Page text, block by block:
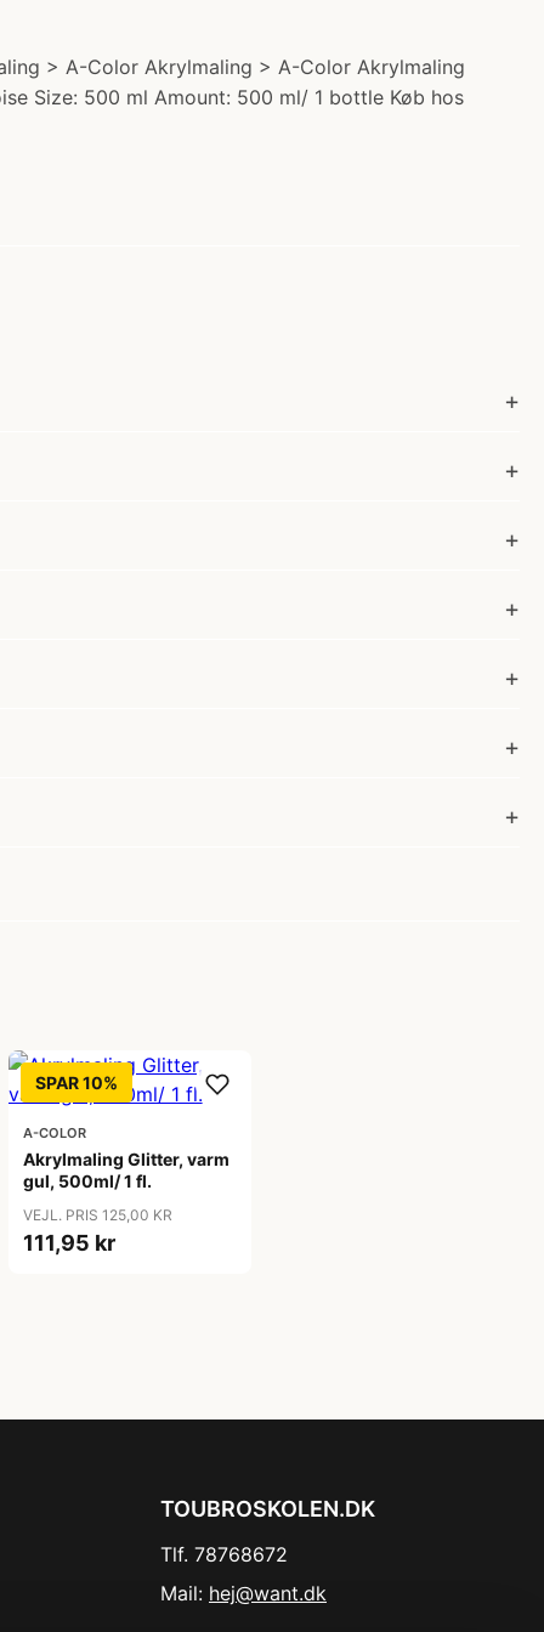
> A-Color Akrylmaling > A-Color Akrylmaling
Size: 500 ml Amount: 500 ml/ 1 bottle Køb hos
SPAR 10%
A-COLOR
Akrylmaling Glitter, varm
gul, 500ml/ 1 fl.
VEJL. PRIS 125,00 KR
111,95 kr
TOUBROSKOLEN.DK
Tlf. 78768672
Mail: hej@want.dk